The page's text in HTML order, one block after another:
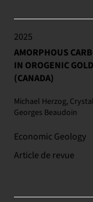
2025
AMORPHOUS
IN OROGENIC
(CANADA)
Michael Herzog,
Georges Beaudoin
Economic Geology
Article de revue